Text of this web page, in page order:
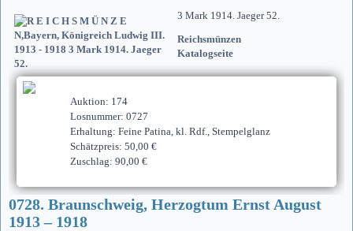
3 Mark 1914. Jaeger 52.
Reichsmünzen
Katalogseite
Auktion: 174
Losnummer: 0727
Erhaltung: Feine Patina, kl. Rdf., Stempelglanz
Schätzpreis: 50,00 €
Zuschlag: 90,00 €
0728. Braunschweig, Herzogtum Ernst August
1913 – 1918